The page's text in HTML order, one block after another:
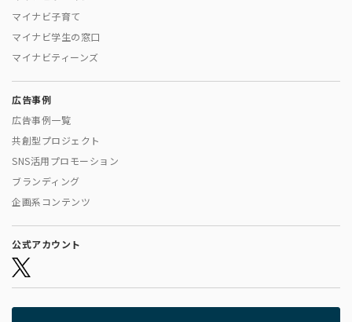
マイナビ子育て
マイナビ学生の窓口
マイナビティーンズ
広告事例
広告事例一覧
共創型プロジェクト
SNS活用プロモーション
ブランディング
企画系コンテンツ
公式アカウント